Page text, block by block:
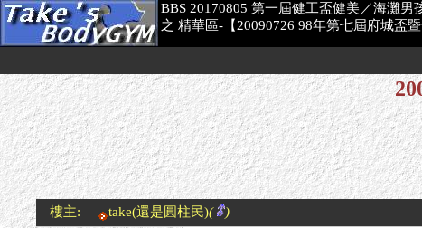
BBS 20170805 第一屆健工盃健美／海灘男
之 精華區-【20090726 98年第七屆府城盃
樓主: take(還是圓柱民)( )